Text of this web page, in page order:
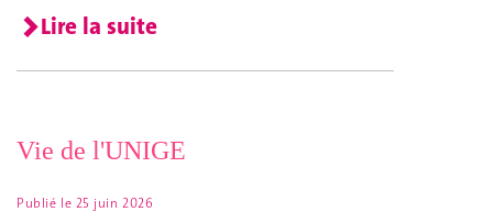
Lire la suite
Vie de l'UNIGE
Publié le 25 juin 2026